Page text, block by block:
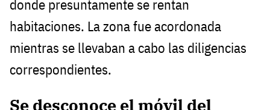
donde presuntamente se rentan
habitaciones. La zona fue acordonada
mientras se llevaban a cabo las diligencias
correspondientes.
Se desconoce el móvil del